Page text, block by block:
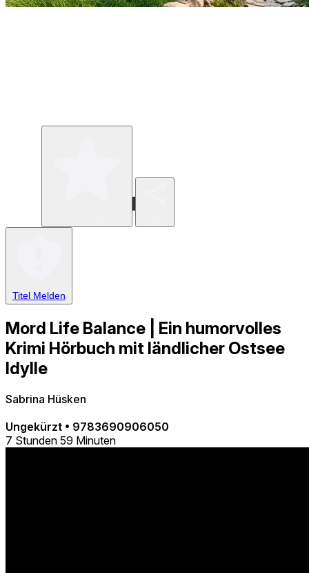
Titel Melden
Mord Life Balance | Ein humorvolles
Krimi Hörbuch mit ländlicher Ostsee
Idylle
Sabrina Hüsken
Ungekürzt • 9783690906050
7 Stunden 59 Minuten